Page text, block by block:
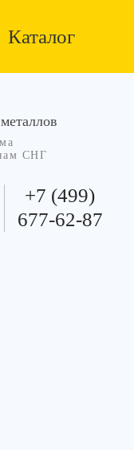
Каталог
СНГ
+7 (499)
677-62-87